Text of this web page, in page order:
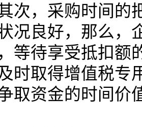
次，采购时间的
况良好，那么，
等待享受抵扣额
时取得增值税专
取资金的时间价